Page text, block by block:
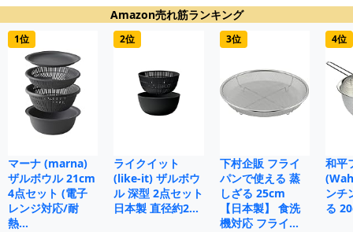
Amazon売れ筋ランキング
1位
マーナ (marna)
ザルボウル 21cm
4点セット (電子
レンジ対応/耐
熱…
2位
ライクイット
(like-it) ザルボウ
ル 深型 2点セット
日本製 直径約2…
3位
下村企販 フライ
パンで使える 蒸
しざる 25cm
【日本製】 食洗
機対応 フライ…
4位
和平
ンチ
る